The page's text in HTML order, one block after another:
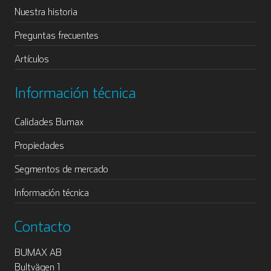
Nuestra historia
Preguntas frecuentes
Artículos
Información técnica
Calidades Bumax
Propiedades
Segmentos de mercado
Información técnica
Contacto
BUMAX AB
Bultvägen 1